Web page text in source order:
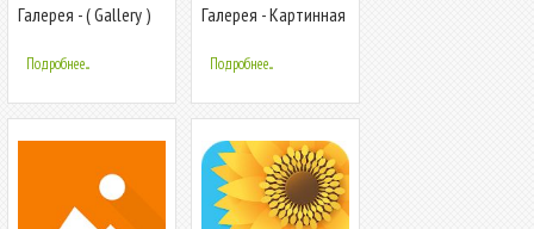
Галерея - ( Gallery )
Подробнее...
Галерея - Картинная
Менеджер, Альбом
Подробнее...